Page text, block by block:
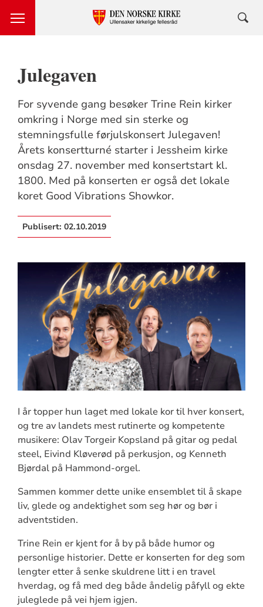
Julegaven
For syvende gang besøker Trine Rein kirker
omkring i Norge med sin sterke og
stemningsfulle førjulskonsert Julegaven!
Årets konsertturné starter i Jessheim kirke
onsdag 27. november med konsertstart kl.
1800. Med på konserten er også det lokale
koret Good Vibrations Showkor.
Publisert: 02.10.2019
I år topper hun laget med lokale kor til hver konsert,
og tre av landets mest rutinerte og kompetente
musikere: Olav Torgeir Kopsland på gitar og pedal
steel, Eivind Kløverød på perkusjon, og Kenneth
Bjørdal på Hammond-orgel.
Sammen kommer dette unike ensemblet til å skape
liv, glede og andektighet som seg hør og bør i
adventstiden.
Trine Rein er kjent for å by på både humor og
personlige historier. Dette er konserten for deg som
lengter etter å senke skuldrene litt i en travel
hverdag, og få med deg både åndelig påfyll og ekte
juleglede på vei hjem igjen.